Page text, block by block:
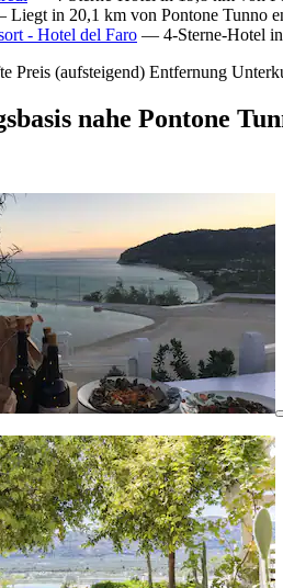
in 20,1 km von Pontone Tunno
- Hotel del Faro — 4-Sterne-Hotel in
Preis (aufsteigend) Entfernung
nahe Pontone